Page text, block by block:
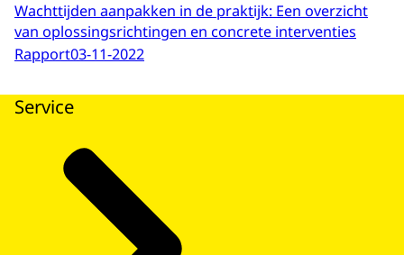
Wachttijden aanpakken in de praktijk: Een overzicht
van oplossingsrichtingen en concrete interventies
Rapport03-11-2022
Service